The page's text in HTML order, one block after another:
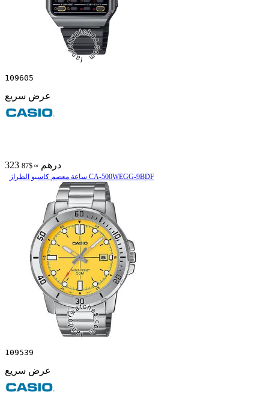
109605
عرض سريع
323 درهم ≈ $87
ساعة معصم کاسیو الطراز CA-500WEGG-9BDF
109539
عرض سريع